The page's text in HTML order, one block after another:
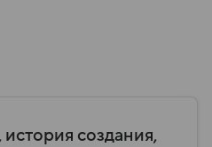
создания,